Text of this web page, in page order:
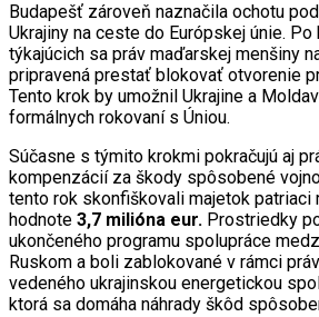
Budapešť zároveň naznačila ochotu
Ukrajiny na ceste do Európskej únie.
týkajúcich sa práv maďarskej menšiny
pripravená prestať blokovať otvorenie
Tento krok by umožnil Ukrajine a
formálnych rokovaní s Úniou.
Súčasne s týmito krokmi pokračujú aj
kompenzácií za škody spôsobené
tento rok skonfiškovali majetok patriaci
hodnote 3,7 milióna eur. Prostriedky
ukončeného programu spolupráce
Ruskom a boli zablokované v rámci
vedeného ukrajinskou energetickou
ktorá sa domáha náhrady škôd